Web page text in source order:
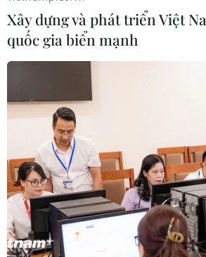
TIN CÙNG CHUYÊN MỤC
Áp dụng "luồng xanh" cho nhà
tư dự án hạ tầng công nghiệp phía
Xây dựng và phát triển Việt
quốc gia biển mạnh